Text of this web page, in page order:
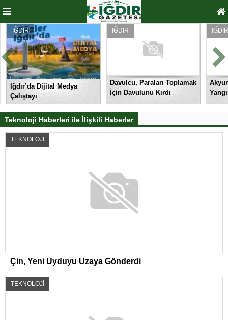
IĞDIR
Iğdır’da Dijital Medya
Çalıştayı
IĞDIR
Davulcu, Paraları Toplamak
İçin Davulunu Kırdı
IĞDIR
Yangın
Teknoloji Haberleri ile İlişkili Haberler
TEKNOLOJİ
Çin, Yeni Uyduyu Uzaya Gönderdi
TEKNOLOJİ